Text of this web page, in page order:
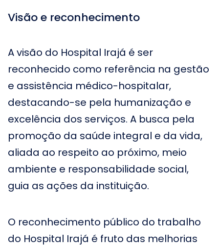
Visão e reconhecimento
A visão do Hospital Irajá é ser
reconhecido como referência na gestão
e assistência médico-hospitalar,
destacando-se pela humanização e
excelência dos serviços. A busca pela
promoção da saúde integral e da vida,
aliada ao respeito ao próximo, meio
ambiente e responsabilidade social,
guia as ações da instituição.
O reconhecimento público do trabalho
do Hospital Irajá é fruto das melhorias